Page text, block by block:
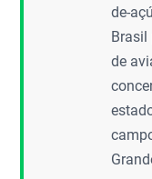
de-
Brasil
de